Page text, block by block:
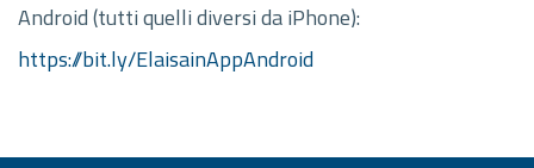
Android (tutti quelli diversi da iPhone):
https://bit.ly/ElaisainAppAndroid